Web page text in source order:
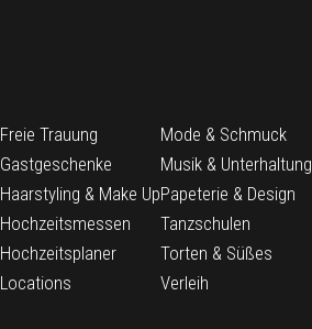
Freie Trauung
Gastgeschenke
Haarstyling & Make Up
Hochzeitsmessen
Hochzeitsplaner
Locations
Mode & Schmuck
Musik & Unterhaltung
Papeterie & Design
Tanzschulen
Torten & Süßes
Verleih